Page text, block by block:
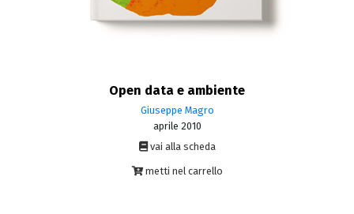
Open data e ambiente
Giuseppe Magro
aprile 2010
vai alla scheda
metti nel carrello